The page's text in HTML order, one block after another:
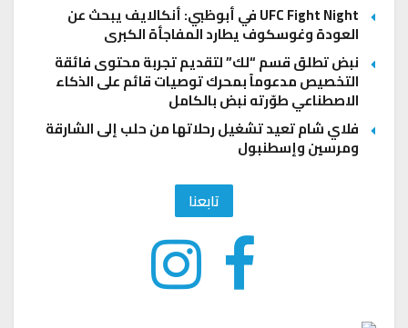
UFC Fight Night في أبوظبي: أنكالايف يبحث عن
العودة وغوسكوف يطارد المفاجأة الكبرى
نبض تطلق قسم “لك” لتقديم تجربة محتوى فائقة
التخصيص مدعوماً بمحرك توصيات قائم على الذكاء
الاصطناعي طوّرته نبض بالكامل
فلاي شام تعيد تشغيل رحلاتها من حلب إلى الشارقة
ومرسين وإسطنبول
تابعنا